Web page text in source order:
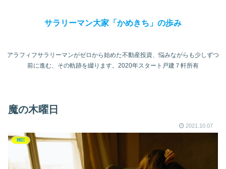
サラリーマン大家「かめきち」の歩み
アラフィフサラリーマンがゼロから始めた不動産投資、悩みながらも少しずつ
前に進む、その軌跡を綴ります。2020年スタート戸建７軒所有
魔の木曜日
2021.10.07
雑記